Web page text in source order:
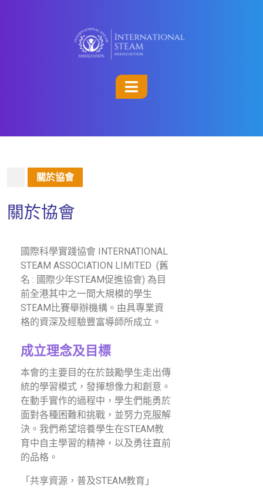
關於協會
關於協會
國際科學實踐協會 INTERNATIONAL
STEAM ASSOCIATION LIMITED (舊
名 : 國際少年STEAM促進協會) 為目
前全港其中之一間大規模的學生
STEAM比賽舉辦機構。由具專業資
格的資深及經驗豐富導師所成立。
成立理念及目標
本會的主要目的在於鼓勵學生走出傳
統的學習模式，發揮想像力和創意。
在動手實作的過程中，學生們能勇於
面對各種困難和挑戰，並努力克服解
決。我們希望培養學生在STEAM教
育中自主學習的精神，以及勇往直前
的品格。
「共享資源，普及STEAM教育」